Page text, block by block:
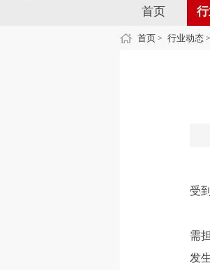
首页
首页 > 行业动态 >
受
需
发